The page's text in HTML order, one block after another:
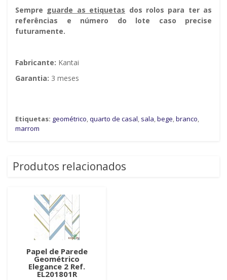
Sempre guarde as etiquetas dos rolos para ter as
referências e número do lote caso precise
futuramente.
Fabricante: Kantai
Garantia: 3 meses
Etiquetas: geométrico,quarto de casal, sala,bege,branco,
marrom
Produtos relacionados
Papel de Parede
Geométrico
Elegance 2 Ref.
EL201801R